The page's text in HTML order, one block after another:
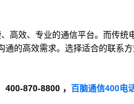
高效、专业的通信平台。而传
通的高效需求。选择适合的联系
400-870-8800 ， 百脑通信400电